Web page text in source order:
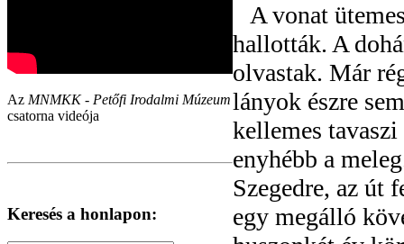
Az MNMKK - Petőfi Irodalmi Múzeum
csatorna videója
Keresés a honlapon:
A vonat
hallották. A
olvastak. Már
lányok észre
kellemes
enyhébb a
Szegedre, az út
egy megálló